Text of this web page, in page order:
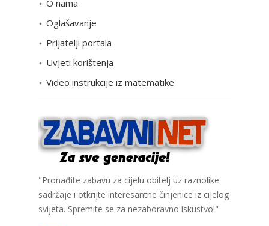
i
j
O nama
Oglašavanje
Prijatelji portala
Uvjeti korištenja
Video instrukcije iz matematike
"Pronađite zabavu za cijelu obitelj uz raznolike
sadržaje i otkrijte interesantne činjenice iz cijelog
svijeta. Spremite se za nezaboravno iskustvo!"